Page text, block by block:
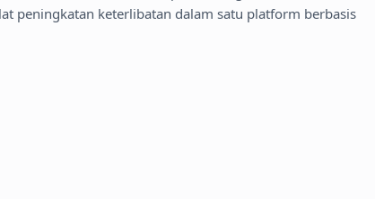
peningkatan keterlibatan dalam satu platform berbasis